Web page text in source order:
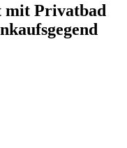
mit Privatbad